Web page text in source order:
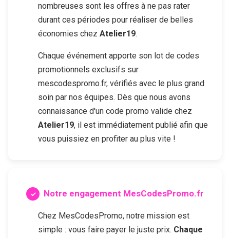
nombreuses sont les offres à ne pas rater
durant ces périodes pour réaliser de belles
économies chez Atelier19.
Chaque événement apporte son lot de codes
promotionnels exclusifs sur
mescodespromo.fr, vérifiés avec le plus grand
soin par nos équipes. Dès que nous avons
connaissance d'un code promo valide chez
Atelier19, il est immédiatement publié afin que
vous puissiez en profiter au plus vite !
Notre engagement MesCodesPromo.fr
Chez MesCodesPromo, notre mission est
simple : vous faire payer le juste prix. Chaque